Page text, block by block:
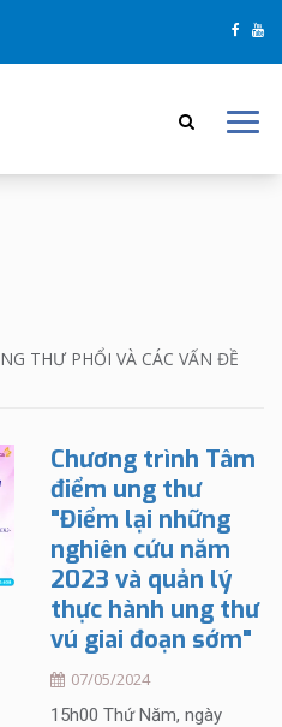
THƯ PHỔI VÀ CÁC VẤN ĐỀ
Chương trình Tâm
điểm ung thư
"Điểm lại những
nghiên cứu năm
2023 và quản lý
thực hành ung thư
vú giai đoạn sớm"
07/05/2024
15h00 Thứ Năm, ngày